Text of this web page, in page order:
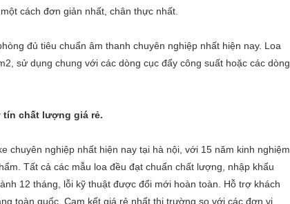
cách đơn giản nhất, chân thực nhất.
đủ tiêu chuẩn âm thanh chuyên nghiệp nhất hiện nay. Loa
sử dụng chung với các dòng cục đẩy công suất hoặc các dòng
tín chất lượng giá rẻ.
chuyên nghiệp nhất hiện nay tại hà nội, với 15 năm kinh nghiệm
Tất cả các mẫu loa đều đạt chuẩn chất lượng, nhập khẩu
12 tháng, lỗi kỹ thuật được đổi mới hoàn toàn. Hỗ trợ khách
toàn quốc. Cam kết giá rẻ nhất thị trường so với các đơn vị